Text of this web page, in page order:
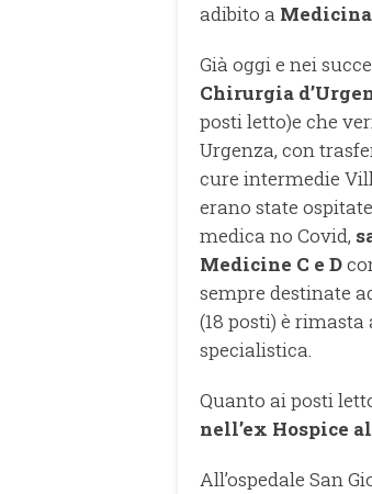
adibito a
Già oggi e nei
Chirurgia
posti letto)e che
Urgenza, con
cure intermedie
erano state
medica no Covid,
Medicine C e D
sempre destinate
(18 posti) è
specialistica.
Quanto ai posti
nell’ex Hospice
All’ospedale San